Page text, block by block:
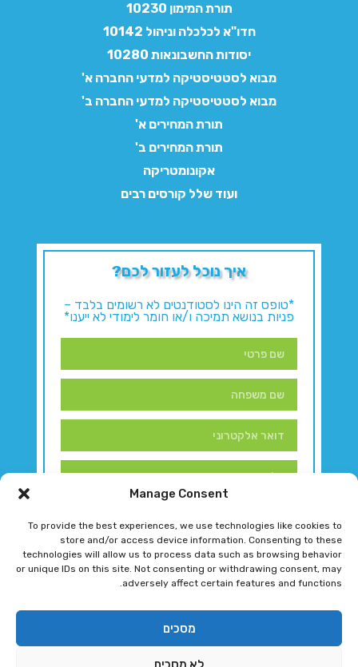
Manage Consent
To provide the best experiences, we use technologies like cookies to
store and/or access device information. Consenting to these
technologies will allow us to process data such as browsing behavior
or unique IDs on this site. Not consenting or withdrawing consent, may
adversely affect certain features and functions.
מסכים
תורת המימון 10230
חדו"א לכלכלה וניהול 10142
יסודות החשבונאות 10280
מבוא לסטטיסטיקה למדעי החברה א'
מבוא לסטטיסטיקה למדעי החברה ב'
תורת המחירים א'
תורת המחירים ב'
אקונומטריקה
ועוד שלל קורסים רבים
איך נוכל לעזור לכם?
*טופס זה הינו לסטודנטים לא רשומים בלבד –
פניות בנושא תמיכה ו/או חומר לימודי לא ייענו*